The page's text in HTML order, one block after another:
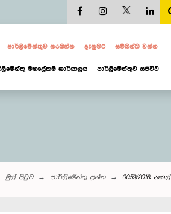
පාර්ලි‌මේන්තුව නරඹන්න දැනුමට සම්බන්ධ වන්න
මහලේකම් කාර්යාලය පාර්ලිමේන්තුව සජීවීව
මුල් පිටුව පාර්ලි‌මේන්තු‌ ප්‍රශ්න 0059/2016: